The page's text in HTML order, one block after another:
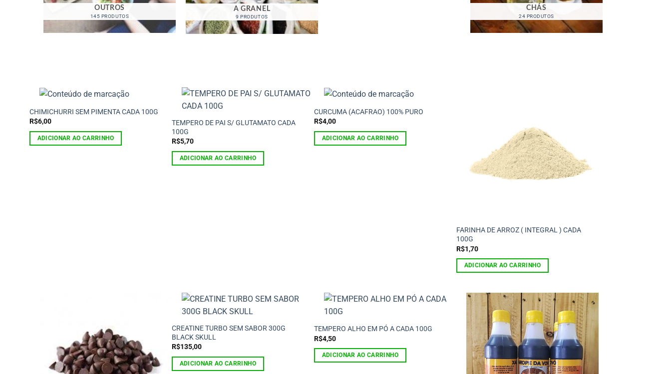
OUTROS
145 PRODUTOS
A GRANEL
9 PRODUTOS
CHÁS
24 PRODUTOS
CHIMICHURRI SEM PIMENTA CADA 100G
R$6,00
ADICIONAR AO CARRINHO
TEMPERO DE PAI S/ GLUTAMATO CADA
100G
R$5,70
ADICIONAR AO CARRINHO
CURCUMA (ACAFRAO) 100% PURO
R$4,00
ADICIONAR AO CARRINHO
FARINHA DE ARROZ ( INTEGRAL ) CADA
100G
R$1,70
ADICIONAR AO CARRINHO
CREATINE TURBO SEM SABOR 300G
BLACK SKULL
R$135,00
ADICIONAR AO CARRINHO
TEMPERO ALHO EM PÓ A CADA 100G
R$4,50
ADICIONAR AO CARRINHO